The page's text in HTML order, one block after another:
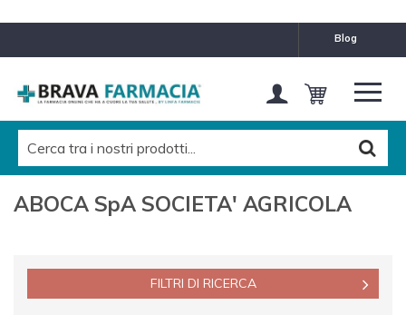
blog
MARCHE
CATEGORIES LEVEL 1
CATEGORIES LEVEL 2
ABOCA SpA SOCIETA' AGRICOLA
FILTRI DI RICERCA